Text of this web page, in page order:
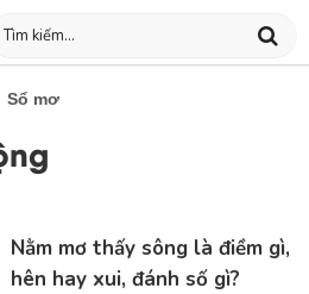
Sổ mơ
Nằm mơ thấy sông là điềm gì,
hên hay xui, đánh số gì?